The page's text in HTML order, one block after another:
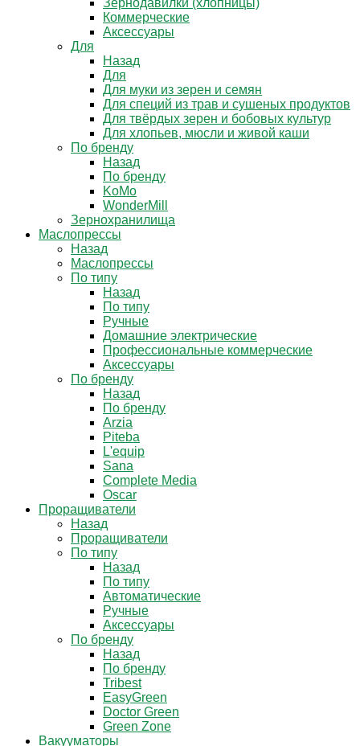
Зернодавилки (хлопницы)
Коммерческие
Аксессуары
Для
Назад
Для
Для муки из зерен и семян
Для специй из трав и сушеных продуктов
Для твёрдых зерен и бобовых культур
Для хлопьев, мюсли и живой каши
По бренду
Назад
По бренду
KoMo
WonderMill
Зернохранилища
Маслопрессы
Назад
Маслопрессы
По типу
Назад
По типу
Ручные
Домашние электрические
Профессиональные коммерческие
Аксессуары
По бренду
Назад
По бренду
Arzia
Piteba
L'equip
Sana
Complete Media
Oscar
Проращиватели
Назад
Проращиватели
По типу
Назад
По типу
Автоматические
Ручные
Аксессуары
По бренду
Назад
По бренду
Tribest
EasyGreen
Doctor Green
Green Zone
Вакууматоры